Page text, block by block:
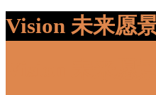
Vision 未来愿